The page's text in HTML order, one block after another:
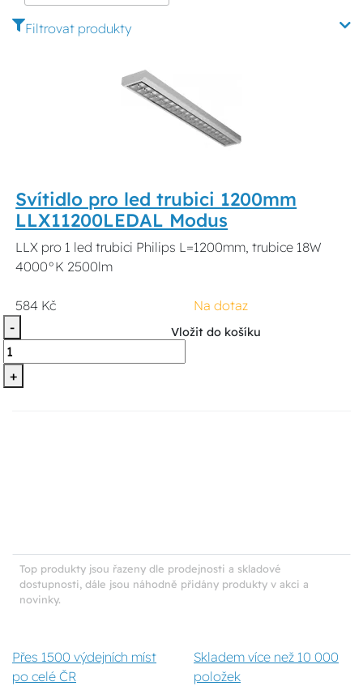
Filtrovat produkty
Svítidlo pro led trubici 1200mm
LLX11200LEDAL Modus
LLX pro 1 led trubici Philips L=1200mm, trubice 18W
4000°K 2500lm
584 Kč
Na dotaz
-
+
Vložit do košíku
Top produkty jsou řazeny dle prodejnosti a skladové
dostupnosti, dále jsou náhodně přidány produkty v akci a
novinky.
Přes 1500 výdejních míst
po celé ČR
Skladem více než 10 000
položek